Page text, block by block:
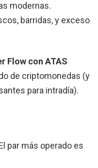
modernas.
barridas, y exceso
Flow con ATAS
de criptomonedas (y
para intradía).
par más operado es